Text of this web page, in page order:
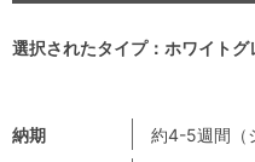
納期
約4-5週間（
選択されたタイプ：ホワイト